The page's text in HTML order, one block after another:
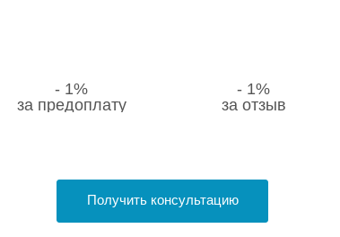
- 1%
за предоплату
- 1%
за отзыв
Получить консультацию